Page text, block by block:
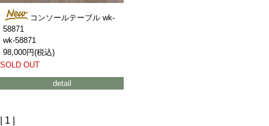
コンソールテーブル wk-
58871
wk-58871
98,000円(税込)
SOLD OUT
detail
| 1 |